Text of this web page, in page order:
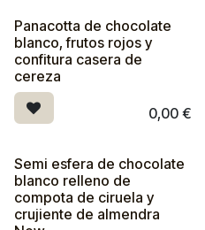
Panacotta de chocolate
blanco, frutos rojos y
confitura casera de
cereza
0,00€
Semi esfera de chocolate
blanco relleno de
compota de ciruela y
crujiente de almendra